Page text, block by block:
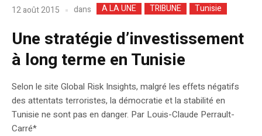
12 août 2015 dans A LA UNE TRIBUNE Tunisie
Une stratégie d’investissement
à long terme en Tunisie
Selon le site Global Risk Insights, malgré les effets négatifs
des attentats terroristes, la démocratie et la stabilité en
Tunisie ne sont pas en danger. Par Louis-Claude Perrault-
Carré*